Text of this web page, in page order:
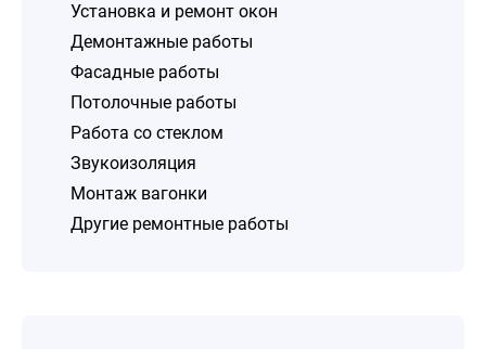
Установка и ремонт окон
Демонтажные работы
Фасадные работы
Потолочные работы
Работа со стеклом
Звукоизоляция
Монтаж вагонки
Другие ремонтные работы